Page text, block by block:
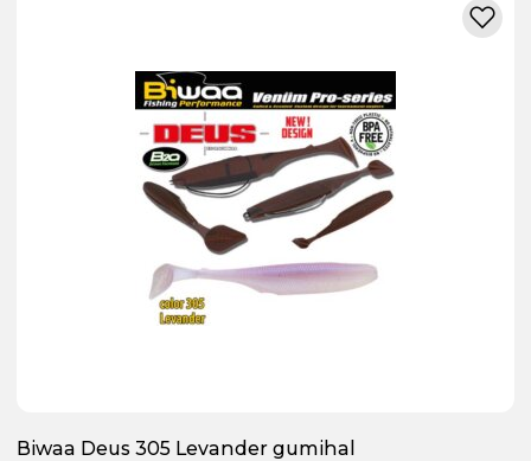
Biwaa Deus 305 Levander gumihal